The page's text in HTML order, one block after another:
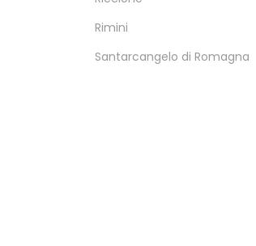
Rimini
Santarcangelo di Romagna